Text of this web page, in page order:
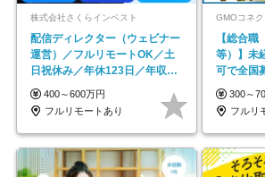
株式会社さくらインベスト
配信ディレクター（ウェビナー
運営）／フルリモートOK／土
日祝休み／年休123日／年収
600万円可
400～600万円
フルリモートあり
【総合
等）】未
可で全国
★年休最
300～
フルリ